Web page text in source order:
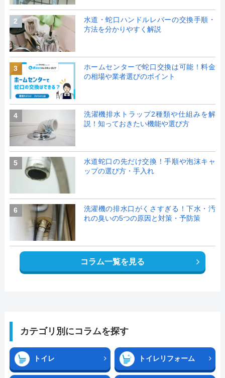
2
水道・蛇口ハンドルレバーの交換手順・
方法を分かりやすく解説
3
ホームセンターで蛇口交換は可能！料金
の相場や業者選びのポイント
4
洗濯機排水トラップ2種類や仕組みを解
説！知っておきたい機能や選び方
5
水道蛇口の先だけ交換！手順や泡沫キャ
ップの選び方・手入れ
6
洗濯機の排水口がくさすぎる！下水・汚
れの臭いの5つの原因と対策・予防策
コラム一覧を見る
カテゴリ別にコラムを探す
トイレ トイレリフォーム